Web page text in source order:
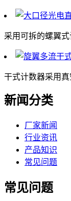
采用可拆的螺翼
干式计数器采用
新闻分类
厂家新闻
行业资讯
产品知识
常见问题
常见问题